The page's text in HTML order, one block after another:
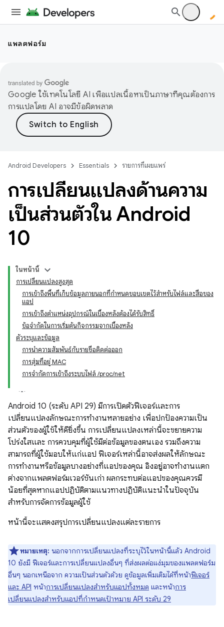
แพลตฟอร์ม
Google ใช้เทคโนโลยี AI เพื่อแปลเนื้อหาเป็นภาษาที่คุณต้องการ
การแปลโดย AI อาจมีข้อผิดพลาด
Android Developers Essentials รายการที่เผยแพร่
การเปลี่ยนแปลงด้านความ
เป็นส่วนตัวใน Android
10
ในหน้านี้
การเปลี่ยนแปลงสูงสุด
การเข้าถึงพื้นที่เก็บข้อมูลภายนอกที่กำหนดขอบเขตไว้สำหรับไฟล์และสื่อของ
แอป
การเข้าถึงตำแหน่งอุปกรณ์ในเบื้องหลังต้องได้รับสิทธิ์
ข้อจำกัดในการเริ่มต้นกิจกรรมจากเบื้องหลัง
ตัวระบุและข้อมูล
การนำความสัมพันธ์กับรายชื่อติดต่อออก
การสุ่มที่อยู่ MAC
การจำกัดการเข้าถึงระบบไฟล์ /proc/net
Android 10 (ระดับ API 29) มีการเปิดตัวฟีเจอร์และการ
เปลี่ยนแปลงลักษณะการทำงานหลายอย่าง เพื่อปกป้องความเป็น
ส่วนตัวของผู้ใช้ให้ดียิ่งขึ้น การเปลี่ยนแปลงเหล่านี้จะขยายความ
โปร่งใสและ การควบคุมที่ผู้ใช้มีต่อข้อมูลของตนเอง รวมถึงความ
สามารถที่ผู้ใช้มอบให้แก่แอป ฟีเจอร์เหล่านี้อาจส่งผลให้ลักษณะ
การทำงานหรือข้อมูลบางอย่างที่แอปของคุณ อิงอยู่อาจทำงานแตก
ต่างจากแพลตฟอร์มเวอร์ชันเก่า ผลกระทบต่อแอปของคุณควรมี
น้อยที่สุดหากแอปปฏิบัติตามแนวทางปฏิบัติแนะนำในปัจจุบัน
สำหรับการจัดการข้อมูลผู้ใช้
หน้านี้จะแสดงสรุปการเปลี่ยนแปลงแต่ละรายการ
หมายเหตุ: นอกจากการเปลี่ยนแปลงที่ระบุไว้ในหน้านี้แล้ว Android
10 ยังมี ฟีเจอร์และการเปลี่ยนแปลงอื่นๆ ที่ส่งผลต่อแง่มุมของแพลตฟอร์ม
อื่นๆ นอกเหนือจาก ความเป็นส่วนตัวด้วย ดูข้อมูลเพิ่มเติมได้ที่หน้าฟีเจอร์
และ API หน้าการเปลี่ยนแปลงสำหรับแอปทั้งหมด และหน้าการ
เปลี่ยนแปลงสำหรับแอปที่กำหนดเป้าหมาย API ระดับ 29